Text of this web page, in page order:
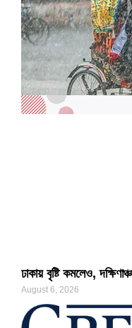
ঢাকায় বৃষ্টি কমলেও,
August 6, 2026